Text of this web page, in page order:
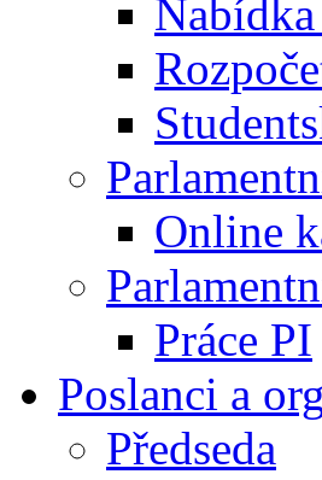
Online
Práce PI
Poslanci a
Předseda